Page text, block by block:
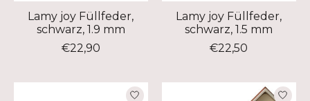
Lamy joy Füllfeder,
schwarz, 1.9 mm
€22,90
Lamy joy Füllfeder,
schwarz, 1.5 mm
€22,50